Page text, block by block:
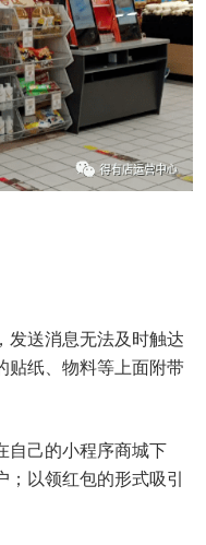
发送消息无法及时触达
贴纸、物料等上面附带
自己的小程序商城下
以领红包的形式吸引